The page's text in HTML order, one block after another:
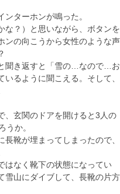
ターホンが鳴った。
な？）と思いながら、ボタンを
ンの向こうから女性のような声
聞き返すと「雪の…なので…お
るように聞こえる。そして、
、玄関のドアを開けると3人の
うか。
長靴が埋まってしまったので、
はなく靴下の状態になってい
雪山にダイブして、長靴の片方